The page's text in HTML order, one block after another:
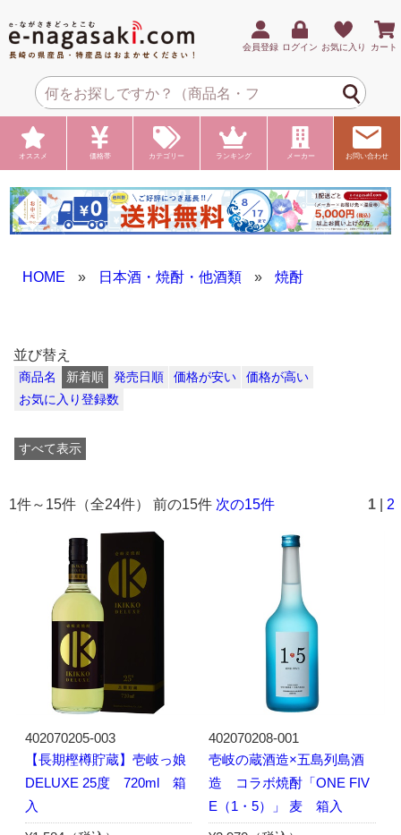
会員登録 ログイン お気に入り カート
オススメ 価格帯 カテゴリー ランキング メーカー お問い合わせ
HOME » 日本酒・焼酎・他酒類 » 焼酎
並び替え
商品名 新着順 発売日順 価格が安い
価格が高い
お気に入り登録数
すべて表示
1件～15件（全24件） 前の15件 次の15件 1 2
402070205-003
【長期樫樽貯蔵】壱岐っ娘
DELUXE 25度 720ml 箱
入
402070208-001
壱岐の蔵酒造×五島列島酒
造 コラボ焼酎「ONE FIV
E（1・5）」 麦 箱入